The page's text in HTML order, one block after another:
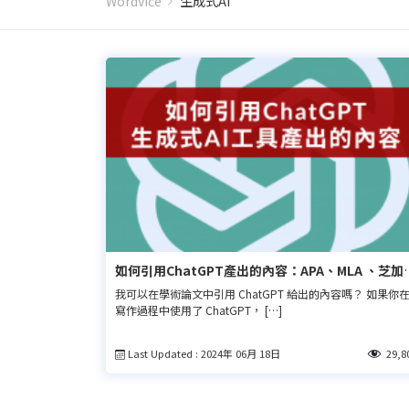
如何引用ChatGPT產出的內容：APA、MLA 、芝加
哥、溫哥華格式
我可以在學術論文中引用 ChatGPT 給出的內容嗎？ 如果你在
寫作過程中使用了 ChatGPT， […]
Last Updated : 2024年 06月 18日